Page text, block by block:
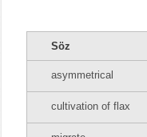
Söz
asymmetrical
cultivation of flax